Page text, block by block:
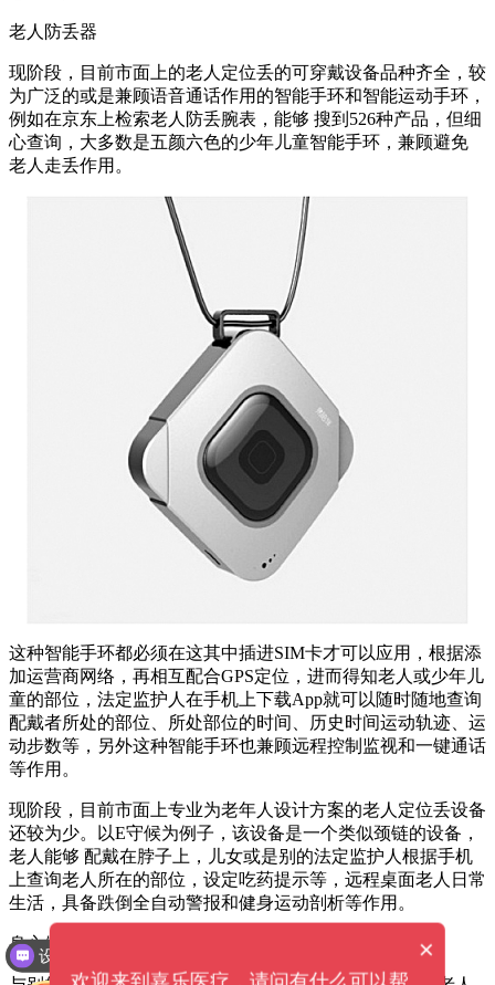
老人防丢器
现阶段，目前市面上的老人定位丢的可穿戴设备品种齐全，较
为广泛的或是兼顾语音通话作用的智能手环和智能运动手环，
例如在京东上检索老人防丢腕表，能够 搜到526种产品，但细
心查询，大多数是五颜六色的少年儿童智能手环，兼顾避免
老人走丢作用。
这种智能手环都必须在这其中插进SIM卡才可以应用，根据添
加运营商网络，再相互配合GPS定位，进而得知老人或少年儿
童的部位，法定监护人在手机上下载App就可以随时随地查询
配戴者所处的部位、所处部位的时间、历史时间运动轨迹、运
动步数等，另外这种智能手环也兼顾远程控制监视和一键通话
等作用。
现阶段，目前市面上专业为老年人设计方案的老人定位丢设备
还较为少。以E守候为例子，该设备是一个类似颈链的设备，
老人能够 配戴在脖子上，儿女或是别的法定监护人根据手机
上查询老人所在的部位，设定吃药提示等，远程桌面老人日常
生活，具备跌倒全自动警报和健身运动剖析等作用。
身心健康预警信息设备
设备价格是多少钱？ ×